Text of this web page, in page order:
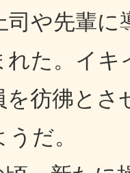
司や先輩
れた。イ
を彷彿と
だ。